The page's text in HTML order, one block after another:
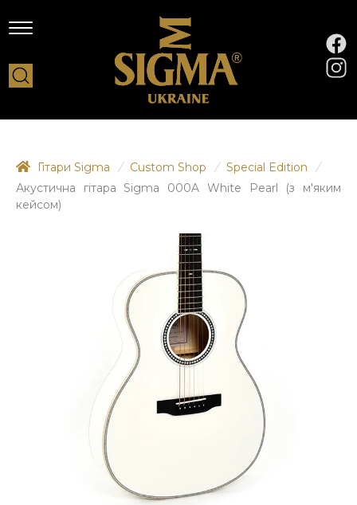
Гітари Sigma / Custom Shop / Special Edition
/
Акустична гітара Sigma 000A White Pearl (з м'яким
кейсом)